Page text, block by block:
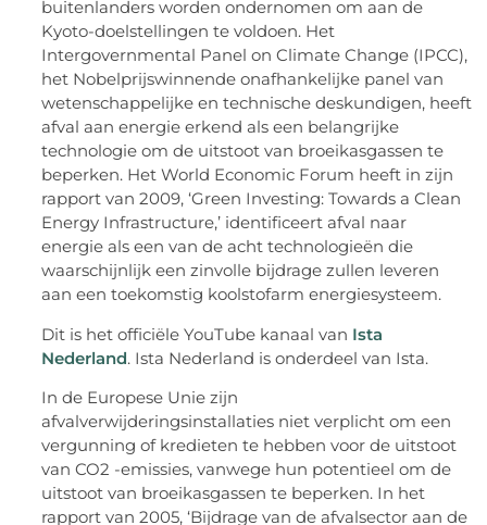
buitenlanders worden ondernomen om aan de
Kyoto-doelstellingen te voldoen. Het
Intergovernmental Panel on Climate Change (IPCC),
het Nobelprijswinnende onafhankelijke panel van
wetenschappelijke en technische deskundigen, heeft
afval aan energie erkend als een belangrijke
technologie om de uitstoot van broeikasgassen te
beperken. Het World Economic Forum heeft in zijn
rapport van 2009, ‘Green Investing: Towards a Clean
Energy Infrastructure,’ identificeert afval naar
energie als een van de acht technologieën die
waarschijnlijk een zinvolle bijdrage zullen leveren
aan een toekomstig koolstofarm energiesysteem.
Dit is het officiële YouTube kanaal van Ista
Nederland. Ista Nederland is onderdeel van Ista.
In de Europese Unie zijn
afvalverwijderingsinstallaties niet verplicht om een
vergunning of kredieten te hebben voor de uitstoot
van CO2 -emissies, vanwege hun potentieel om de
uitstoot van broeikasgassen te beperken. In het
rapport van 2005, ‘Bijdrage van de afvalsector aan de